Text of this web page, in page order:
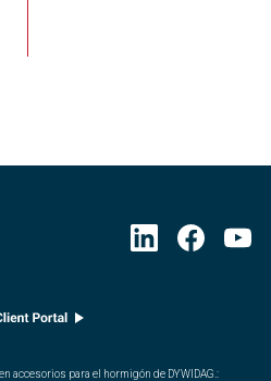
accesorios para el hormigón de DYWIDAG. :